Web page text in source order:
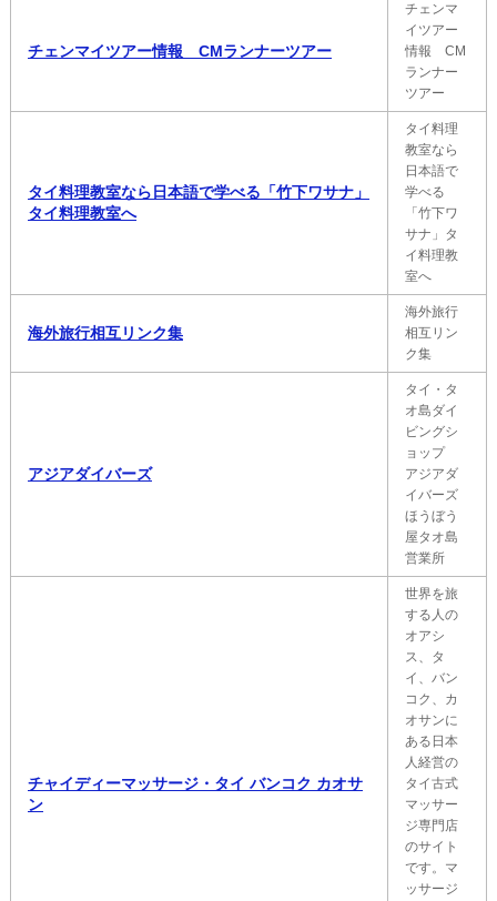
チェンマイツアー情報 CMランナーツアー
チェンマ
イツアー
情報 CM
ランナー
ツアー
タイ料理教室なら日本語で学べる「竹下ワサナ」
タイ料理教室へ
タイ料理
教室なら
日本語で
学べる
「竹下ワ
サナ」タ
イ料理教
室へ
海外旅行相互リンク集
海外旅行
相互リン
ク集
アジアダイバーズ
タイ・タ
オ島ダイ
ビングシ
ョップ
アジアダ
イバーズ
ほうぼう
屋タオ島
営業所
チャイディーマッサージ・タイ バンコク カオサ
ン
世界を旅
する人の
オアシ
ス、タ
イ、バン
コク、カ
オサンに
ある日本
人経営の
タイ古式
マッサー
ジ専門店
のサイト
です。マ
ッサージ